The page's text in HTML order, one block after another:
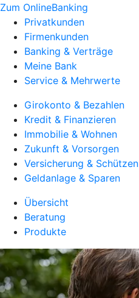
Zum OnlineBanking
Privatkunden
Firmenkunden
Banking & Verträge
Meine Bank
Service & Mehrwerte
Girokonto & Bezahlen
Kredit & Finanzieren
Immobilie & Wohnen
Zukunft & Vorsorgen
Versicherung & Schützen
Geldanlage & Sparen
Übersicht
Beratung
Produkte